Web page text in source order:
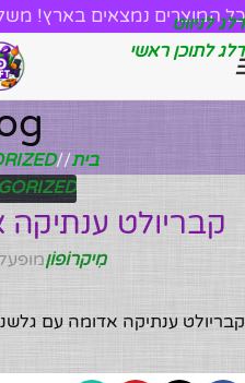
דלג לניווט
דלג לתוכן ראשי
כל המוצרים נמצאים בארץ!
בית/
קבריולט
מִיקרוֹפוֹןמופעל 15/06/
קבריולט ענתיקה אדומה עם גלשנים 27